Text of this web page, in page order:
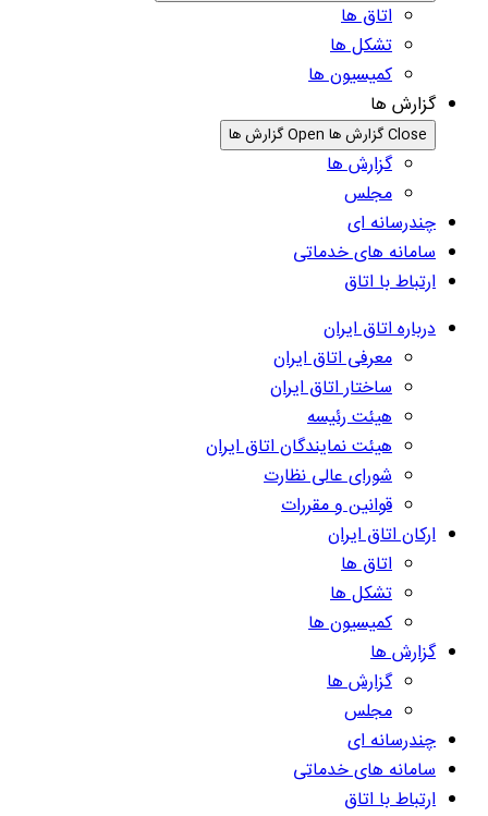
اتاق ها
تشکل ها
کمیسیون ها
گزارش ها
Close گزارش ها Open گزارش ها
گزارش ها
مجلس
چندرسانه ای
سامانه های خدماتی
ارتباط با اتاق
درباره اتاق ایران
معرفی اتاق ایران
ساختار اتاق ایران
هیئت رئیسه
هیئت نمایندگان اتاق ایران
شورای عالی نظارت
قوانین و مقررات
ارکان اتاق ایران
اتاق ها
تشکل ها
کمیسیون ها
گزارش ها
گزارش ها
مجلس
چندرسانه ای
سامانه های خدماتی
ارتباط با اتاق